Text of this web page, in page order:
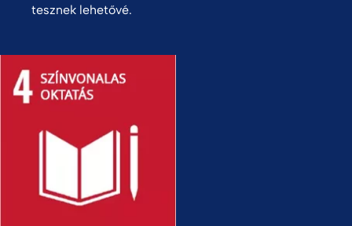
tesznek lehetővé.